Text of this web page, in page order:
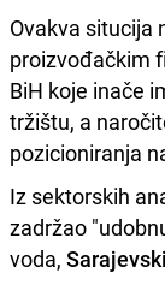
Ovakva situcija
proizvođačkim
BiH koje inače
tržištu, a
pozicioniranja
Iz sektorskih
zadržao
voda,